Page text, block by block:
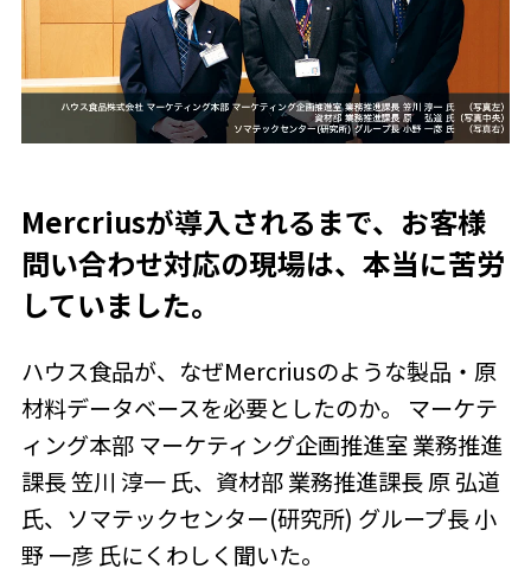
Mercriusが導入されるまで、お客様
問い合わせ対応の現場は、本当に苦労
していました。
ハウス食品が、なぜMercriusのような製品・原
材料データベースを必要としたのか。 マーケテ
ィング本部 マーケティング企画推進室 業務推進
課長 笠川 淳一 氏、資材部 業務推進課長 原 弘道
氏、ソマテックセンター(研究所) グループ長 小
野 一彦 氏にくわしく聞いた。